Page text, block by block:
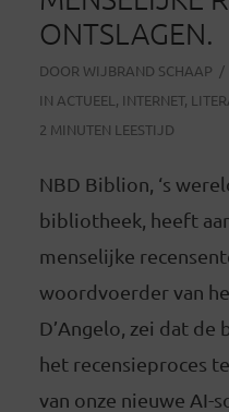
ONTSLAGEN.
DOOR WIJBRAND SCHAAP
IN ACTUEEL , INTERNET,
2 MINUTEN LEESTIJD
NBD Biblion, ‘s
bibliotheek, heeft
menselijke
woordvoerder van
D’Angelo, zei dat de
het recensieproces
van onze nieuwe AI-